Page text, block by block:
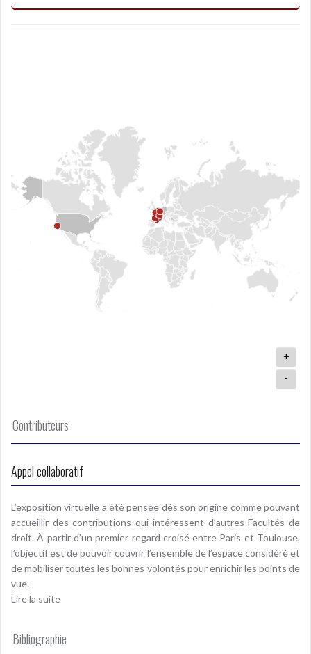
+
-
Contributeurs
Appel collaboratif
L’exposition virtuelle a été pensée dès son origine comme pouvant
accueillir des contributions qui intéressent d’autres Facultés de
droit. À partir d’un premier regard croisé entre Paris et Toulouse,
l’objectif est de pouvoir couvrir l’ensemble de l’espace considéré et
de mobiliser toutes les bonnes volontés pour enrichir les points de
vue.
Lire la suite
Bibliographie